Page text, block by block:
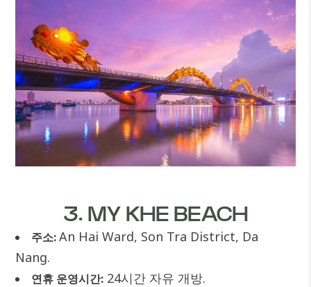
3. MY KHE BEACH
주소:An Hai Ward, Son Tra District, Da
Nang.
연휴 운영시간: 24시간 자유 개방.